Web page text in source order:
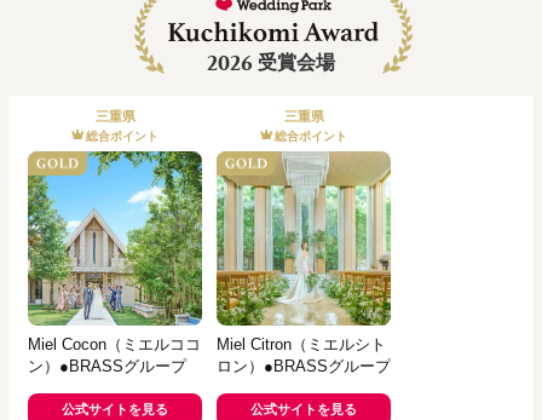
2026 受賞会場
三重県
総合ポイント
Miel Cocon（ミエルココ
ン）●BRASSグループ
公式サイトを見る
三重県
総合ポイント
Miel Citron（ミエルシト
ロン）●BRASSグループ
公式サイトを見る